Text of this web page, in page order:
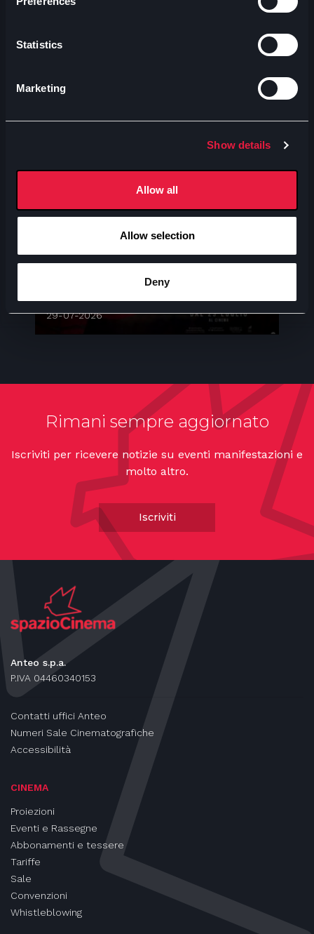
Statistics
Marketing
Show details
Allow all
Allow selection
Deny
Spider-man: brand new day
29-07-2026
Rimani sempre aggiornato
Iscriviti per ricevere notizie su eventi manifestazioni e
molto altro.
Iscriviti
Anteo s.p.a.
P.IVA 04460340153
Contatti uffici Anteo
Numeri Sale Cinematografiche
Accessibilità
CINEMA
Proiezioni
Eventi e Rassegne
Abbonamenti e tessere
Tariffe
Sale
Convenzioni
Whistleblowing